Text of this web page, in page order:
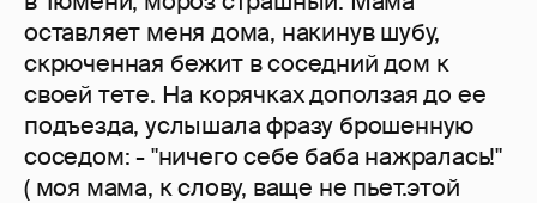
оставляет меня дома, накинув шубу,
скрюченная бежит в соседний дом к
своей тете. На корячках доползая до ее
подъезда, услышала фразу брошенную
соседом: - "ничего себе баба нажралась!"
( моя мама, к слову, ваще не пьет.этой